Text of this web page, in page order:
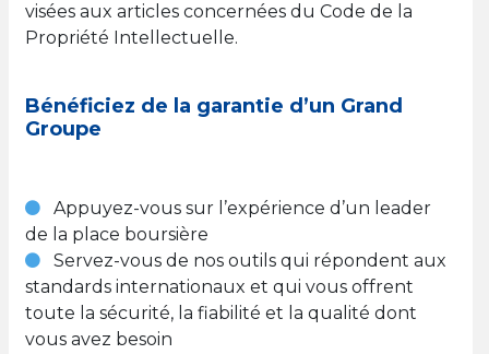
visées aux articles concernées du Code de la
Propriété Intellectuelle.
Bénéficiez de la garantie d’un Grand
Groupe
Appuyez-vous sur l’expérience d’un leader
de la place boursière
Servez-vous de nos outils qui répondent aux
standards internationaux et qui vous offrent
toute la sécurité, la fiabilité et la qualité dont
vous avez besoin